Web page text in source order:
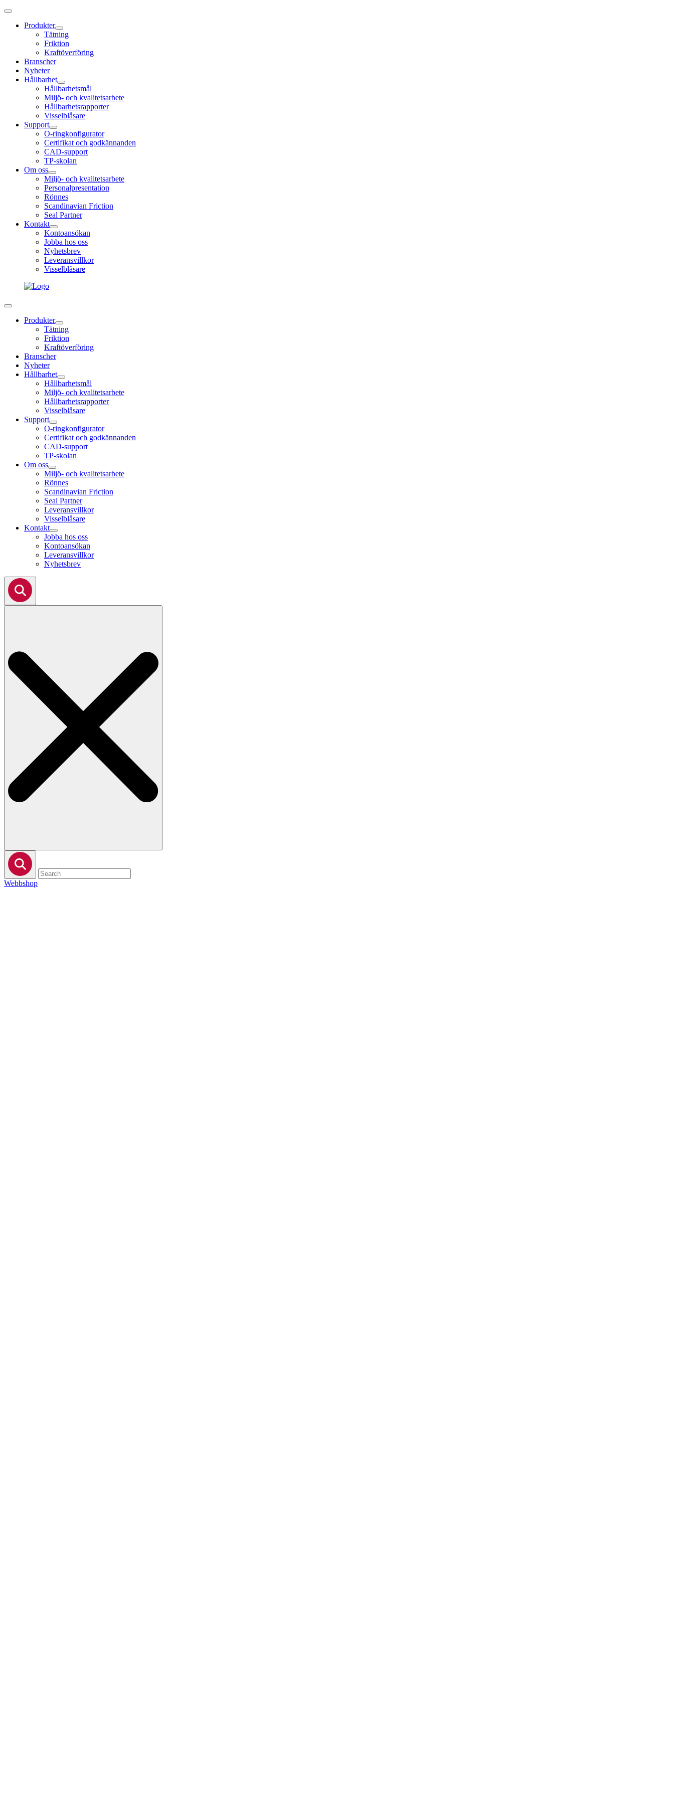
Produkter
Tätning
Friktion
Kraftöverföring
Branscher
Nyheter
Hållbarhet
Hållbarhetsmål
Miljö- och kvalitetsarbete
Hållbarhetsrapporter
Visselblåsare
Support
O-ringkonfigurator
Certifikat och godkännanden
CAD-support
TP-skolan
Om oss
Miljö- och kvalitetsarbete
Personalpresentation
Rönnes
Scandinavian Friction
Seal Partner
Kontakt
Kontoansökan
Jobba hos oss
Nyhetsbrev
Leveransvillkor
Visselblåsare
Produkter
Tätning
Friktion
Kraftöverföring
Branscher
Nyheter
Hållbarhet
Hållbarhetsmål
Miljö- och kvalitetsarbete
Hållbarhetsrapporter
Visselblåsare
Support
O-ringkonfigurator
Certifikat och godkännanden
CAD-support
TP-skolan
Om oss
Miljö- och kvalitetsarbete
Rönnes
Scandinavian Friction
Seal Partner
Leveransvillkor
Visselblåsare
Kontakt
Jobba hos oss
Kontoansökan
Leveransvillkor
Nyhetsbrev
Search
Webbshop